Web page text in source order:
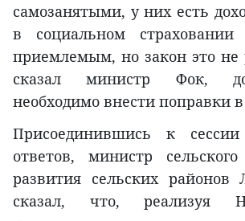
самозанятыми, у них есть
в социальном
приемлемым, но закон это не
сказал министр Фок,
необходимо внести поправки
Присоединившись к
ответов, министр
развития сельских
сказал, что, реализуя